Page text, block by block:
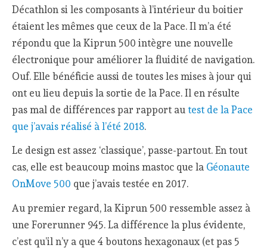
Décathlon si les composants à l’intérieur du boitier
étaient les mêmes que ceux de la Pace. Il m’a été
répondu que la Kiprun 500 intègre une nouvelle
électronique pour améliorer la fluidité de navigation.
Ouf. Elle bénéficie aussi de toutes les mises à jour qui
ont eu lieu depuis la sortie de la Pace. Il en résulte
pas mal de différences par rapport autest de la Pace
que j’avais réalisé à l’été 2018.
Le design est assez ‘classique’, passe-partout. En tout
cas, elle est beaucoup moins mastoc que la Géonaute
OnMove 500 que j’avais testée en 2017.
Au premier regard, la Kiprun 500 ressemble assez à
une Forerunner 945. La différence la plus évidente,
c’est qu’il n’y a que 4 boutons hexagonaux (et pas 5